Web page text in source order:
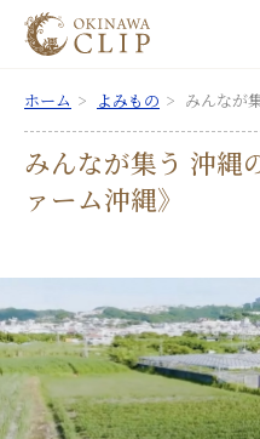
ホーム よみもの みんなが
みんなが集う 沖縄
ァーム沖縄》